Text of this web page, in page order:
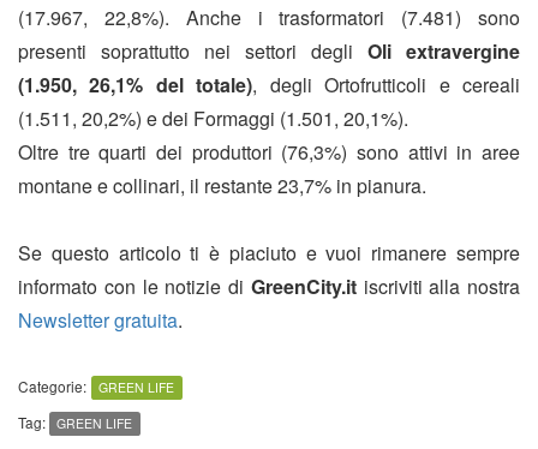
(17.967, 22,8%). Anche i trasformatori (7.481) sono
presenti soprattutto nei settori degli Oli extravergine
(1.950, 26,1% del totale), degli Ortofrutticoli e cereali
(1.511, 20,2%) e dei Formaggi (1.501, 20,1%).
Oltre tre quarti dei produttori (76,3%) sono attivi in aree
montane e collinari, il restante 23,7% in pianura.
Se questo articolo ti è piaciuto e vuoi rimanere sempre
informato con le notizie di GreenCity.itiscriviti alla nostra
Newsletter gratuita.
Categorie: GREEN LIFE
Tag: GREEN LIFE